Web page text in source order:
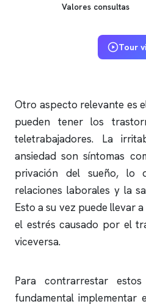
Valores consultas
Tour
Otro aspecto relevante es
pueden tener los
teletrabajadores. La
ansiedad son síntomas
privación del sueño, lo
relaciones laborales y la
Esto a su vez puede llevar
el estrés causado por el
viceversa.
Para contrarrestar
fundamental implementar